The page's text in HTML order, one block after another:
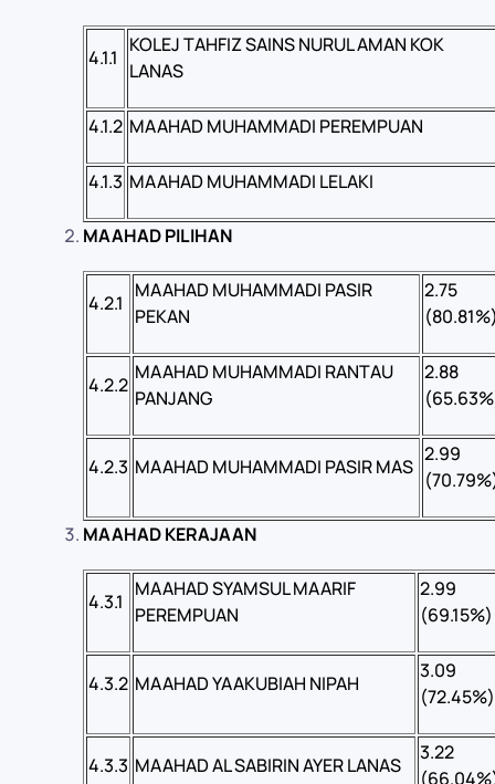
4.1.1
KOLEJ TAHFIZ SAINS NURUL AMAN KOK
LANAS
4.1.2 MAAHAD MUHAMMADI PEREMPUAN
4.1.3 MAAHAD MUHAMMADI LELAKI
MAAHAD PILIHAN
4.2.1
MAAHAD MUHAMMADI PASIR
PEKAN
2.75
4.2.2
MAAHAD MUHAMMADI RANTAU
PANJANG
2.88
4.2.3 MAAHAD MUHAMMADI PASIR MAS
2.99
MAAHAD KERAJAAN
4.3.1
MAAHAD SYAMSUL MAARIF
PEREMPUAN
2.99
(69.15%)
4.3.2 MAAHAD YAAKUBIAH NIPAH
3.09
(72.45%)
4.3.3 MAAHAD AL SABIRIN AYER LANAS
3.22